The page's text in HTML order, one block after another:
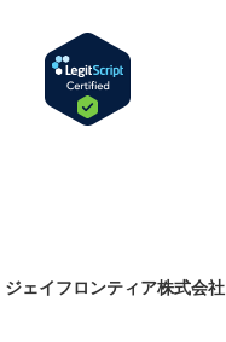
ェイフロンティア株式会社